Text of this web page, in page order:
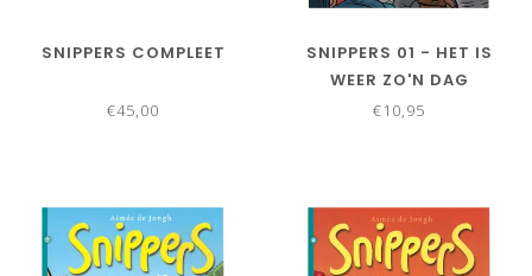
SNIPPERS COMPLEET
€45,00
SNIPPERS 01 - HET IS
WEER ZO'N DAG
€10,95